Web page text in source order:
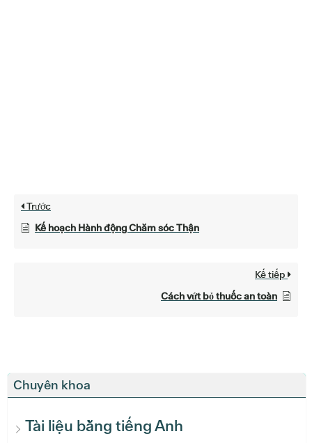
Chuyên khoa
Tài liệu bằng tiếng Anh
Trước
Kế hoạch Hành động Chăm sóc Thận
Kế tiếp
Cách vứt bỏ thuốc an toàn